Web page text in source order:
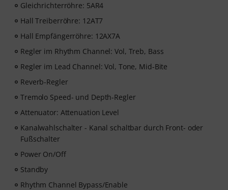
Gleichrichterröhre: 5AR4
Hall Treiberröhre: 12AT7
Hall Empfängerröhre: 12AX7A
Regler im Rhythm Channel: Vol, Treb, Bass
Regler im Lead Channel: Vol, Tone, Mid-Bite
Reverb-Regler
Tremolo Speed- und Depth-Regler
Attenuator: Attenuation Level
Kanalwahlschalter - Kanal schaltbar durch Front- oder
Fußschalter
Power On/Off
Standby
Rhythm Channel Bypass/Enable